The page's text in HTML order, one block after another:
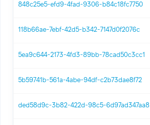
848c25e5-efd9-4fad-9306-b84c18fc7750
118b66ae-7ebf-42d5-b342-7147d0f2076c
5ea9c644-2173-4fd3-89bb-78cad50c3cc1
5b59741b-561a-4abe-94df-c2b73dae8f72
ded58d9c-3b82-422d-98c5-6d97ad347aa8